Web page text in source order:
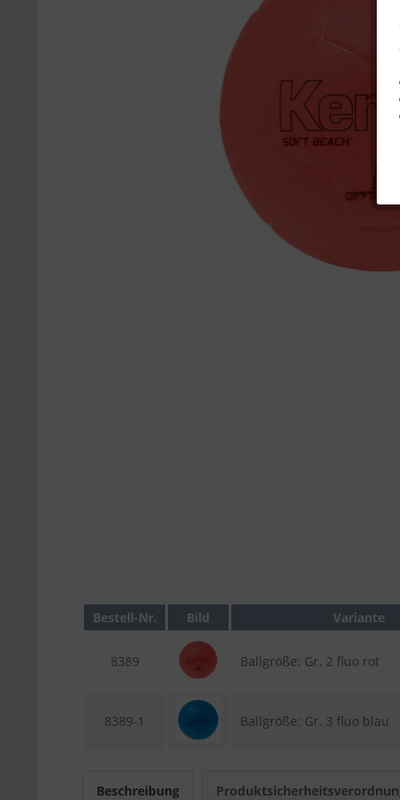
Bestell-Nr. Bild Variante
8389 Ballgröße: Gr. 2 fluo rot
8389-1 Ballgröße: Gr. 3 fluo blau
Beschreibung